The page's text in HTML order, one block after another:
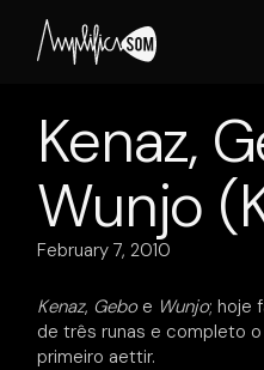
content
Kenaz,
Wunjo
February 7, 2010
Kenaz, Gebo e Wunjo; hoje
de três runas e completo o
primeiro aettir.